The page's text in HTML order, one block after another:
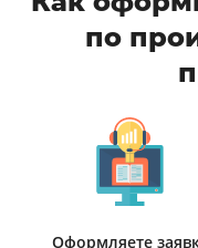
по
Оформляете